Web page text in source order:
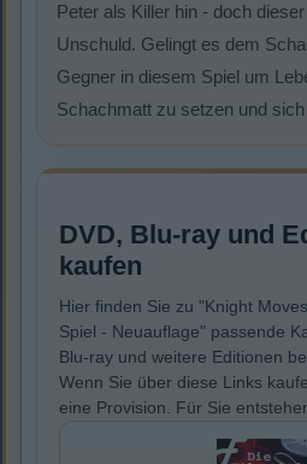
Peter als Killer hin - doch
Unschuld. Gelingt es dem
Gegner in diesem Spiel um
Schachmatt zu setzen und
DVD, Blu-ray und
kaufen
Hier finden Sie zu "Knight
Spiel - Neuauflage" passende
Blu-ray und weitere Editionen
Wenn Sie über diese Links
eine Provision. Für Sie